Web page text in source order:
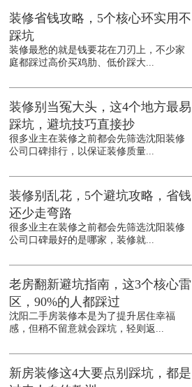
装修省钱攻略，5个核心环实用不
踩坑
装修最愁的就是钱要花在刀刃上，不少家
庭都踩过高价买鸡肋、低价踩大...
装修别当冤大头，这4个地方最易
踩坑，避坑技巧直接抄
很多业主在装修之前都会先筛选沈阳装修
公司口碑排行，以保证装修质量...
装修别乱花，5个避坑攻略，省钱
还少走弯路
很多业主在装修之前都会先筛选沈阳装修
公司口碑最好的是哪家，装修就...
老房翻新避坑指南，这3个核心雷
区，90%的人都踩过
沈阳二手房装修本是为了提升居住幸福
感，但稍不留意就会踩坑，轻则返...
新房装修这4大要点别踩坑，都是